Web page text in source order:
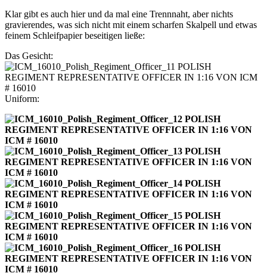
Klar gibt es auch hier und da mal eine Trennnaht, aber nichts
gravierendes, was sich nicht mit einem scharfen Skalpell und etwas
feinem Schleifpapier beseitigen ließe:
Das Gesicht:
Uniform: